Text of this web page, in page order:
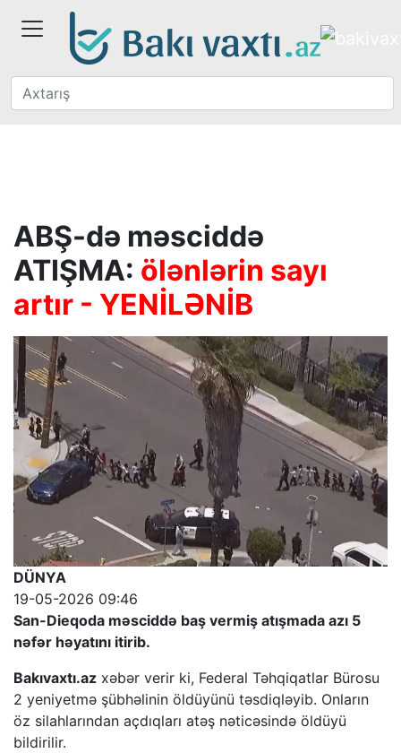
ABŞ-də məsciddə
ATIŞMA: ölənlərin sayı
artır - YENİLƏNİB
DÜNYA
19-05-2026 09:46
San-Dieqoda məsciddə baş vermiş atışmada azı 5
nəfər həyatını itirib.
Bakıvaxtı.az xəbər verir ki, Federal Təhqiqatlar Bürosu
2 yeniyetmə şübhəlinin öldüyünü təsdiqləyib. Onların
öz silahlarından açdıqları atəş nəticəsində öldüyü
bildirilir.